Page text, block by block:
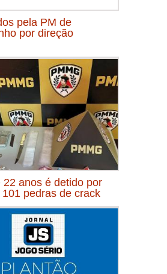
pela PM de
por direção
22 anos é detido por
pedras de crack